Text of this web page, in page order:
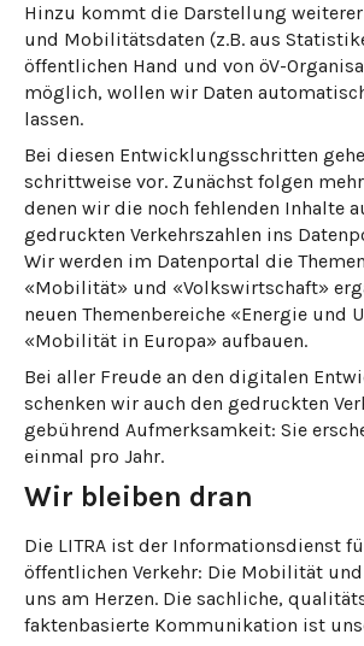
Hinzu kommt die Darstellung weiterer
und Mobilitätsdaten (z.B. aus
öffentlichen Hand und von öV-
möglich, wollen wir Daten
lassen.
Bei diesen Entwicklungsschritten
schrittweise vor. Zunächst folgen
denen wir die noch fehlenden Inhalte
gedruckten Verkehrszahlen ins
Wir werden im Datenportal die
«Mobilität» und «Volkswirtschaft»
neuen Themenbereiche «Energie und
«Mobilität in Europa» aufbauen.
Bei aller Freude an den digitalen
schenken wir auch den gedruckten
gebührend Aufmerksamkeit: Sie
einmal pro Jahr.
Wir bleiben dran
Die LITRA ist der Informationsdienst
öffentlichen Verkehr: Die Mobilität
uns am Herzen. Die sachliche,
faktenbasierte Kommunikation ist